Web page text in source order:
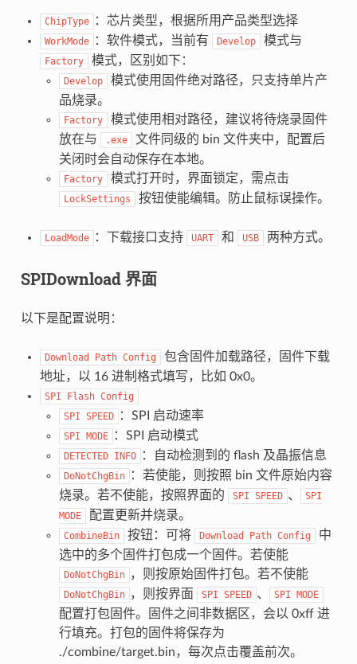
ChipType ：芯片类型，根据所用产品类型选择
WorkMode ：软件模式，当前有 Develop 模式与
Factory 模式，区别如下：
Develop
模式使用固件绝对路径，只支持单片产
品烧录。
Factory
模式使用相对路径，建议将待烧录固件
放在与
.exe
文件同级的 bin 文件夹中，配置后
关闭时会自动保存在本地。
Factory 模式打开时，界面锁定，需点击
LockSettings 按钮使能编辑。防止鼠标误操作。
LoadMode ：下载接口支持 UART 和 USB 两种方式。
SPIDownload 界面
以下是配置说明：
Download Path Config
包含固件加载路径，固件下载
地址，以 16 进制格式填写，比如 0x0。
SPI Flash Config
SPI SPEED ：SPI 启动速率
SPI MODE ：SPI 启动模式
DETECTED INFO ：自动检测到的 flash 及晶振信息
DoNotChgBin
：若使能，则按照 bin 文件原始内容
烧录。若不使能，按照界面的
SPI SPEED 、
SPI
MODE
配置更新并烧录。
CombineBin 按钮：可将 Download Path Config
中
选中的多个固件打包成一个固件。若使能
DoNotChgBin ，则按原始固件打包。若不使能
DoNotChgBin ，则按界面 SPI SPEED 、 SPI MODE
配置打包固件。固件之间非数据区，会以 0xff 进
行填充。打包的固件将保存为
./combine/target.bin，每次点击覆盖前次。